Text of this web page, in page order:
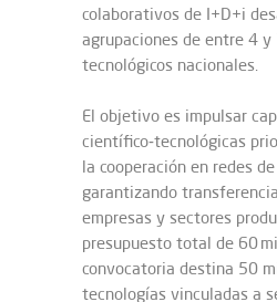
colaborativos de I+D+i
agrupaciones de entre 4 y
tecnológicos nacionales.
El objetivo es impulsar
científico‑tecnológicas
la cooperación en redes
garantizando
empresas y sectores
presupuesto total de 60
convocatoria destina 50
tecnologías vinculadas a